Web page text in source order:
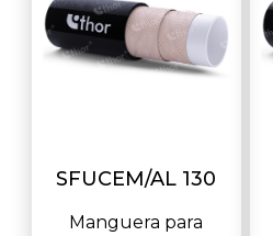
SFUCEM/AL 130
Manguera para